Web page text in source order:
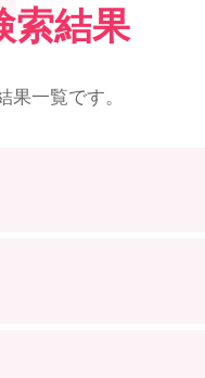
索結果
果一覧です。